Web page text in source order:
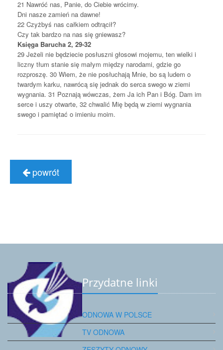
21 Nawróć nas, Panie, do Ciebie wrócimy.
Dni nasze zamień na dawne!
22 Czyżbyś nas całkiem odtrącił?
Czy tak bardzo na nas się gniewasz?
Księga Barucha 2, 29-32
29 Jeżeli nie będziecie posłuszni głosowi mojemu, ten wielki i
liczny tłum stanie się małym między narodami, gdzie go
rozproszę. 30 Wiem, że nie posłuchają Mnie, bo są ludem o
twardym karku, nawrócą się jednak do serca swego w ziemi
wygnania. 31 Poznają wówczas, żem Ja ich Pan i Bóg. Dam im
serce i uszy otwarte, 32 chwalić Mię będą w ziemi wygnania
swego i pamiętać o imieniu moim.
powrót
Przydatne linki
ODNOWA W POLSCE
TV ODNOWA